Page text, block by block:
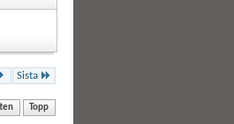
Sista
Topp